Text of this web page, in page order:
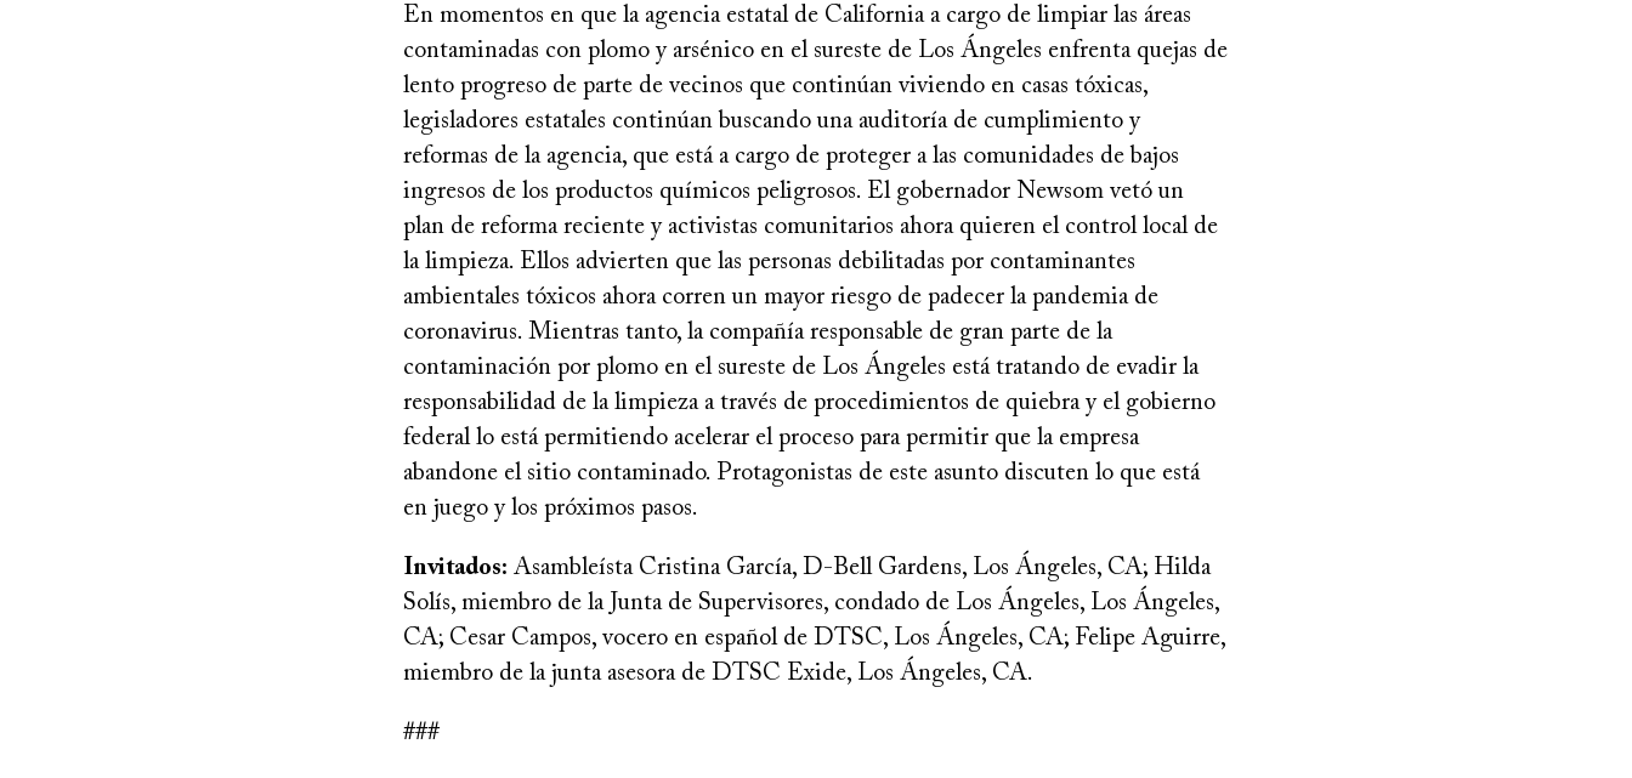
En momentos en que la agencia estatal de California a cargo de limpiar las áreas
contaminadas con plomo y arsénico en el sureste de Los Ángeles enfrenta quejas de
lento progreso de parte de vecinos que continúan viviendo en casas tóxicas,
legisladores estatales continúan buscando una auditoría de cumplimiento y
reformas de la agencia, que está a cargo de proteger a las comunidades de bajos
ingresos de los productos químicos peligrosos. El gobernador Newsom vetó un
plan de reforma reciente y activistas comunitarios ahora quieren el control local de
la limpieza. Ellos advierten que las personas debilitadas por contaminantes
ambientales tóxicos ahora corren un mayor riesgo de padecer la pandemia de
coronavirus. Mientras tanto, la compañía responsable de gran parte de la
contaminación por plomo en el sureste de Los Ángeles está tratando de evadir la
responsabilidad de la limpieza a través de procedimientos de quiebra y el gobierno
federal lo está permitiendo acelerar el proceso para permitir que la empresa
abandone el sitio contaminado. Protagonistas de este asunto discuten lo que está
en juego y los próximos pasos.
Invitados: Asambleísta Cristina García, D-Bell Gardens, Los Ángeles, CA; Hilda
Solís, miembro de la Junta de Supervisores, condado de Los Ángeles, Los Ángeles,
CA; Cesar Campos, vocero en español de DTSC, Los Ángeles, CA; Felipe Aguirre,
miembro de la junta asesora de DTSC Exide, Los Ángeles, CA.
###